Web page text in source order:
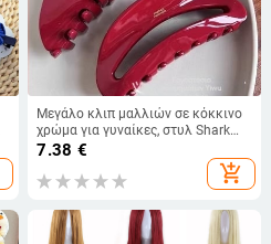
Μεγάλο κλιπ μαλλιών σε κόκκινο
χρώμα για γυναίκες, στυλ Shark
Clip στην πίσω περιοχή του
7.38 €
add_shopping_cart